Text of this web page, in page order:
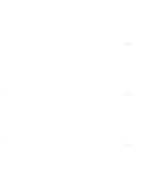
---
---
---